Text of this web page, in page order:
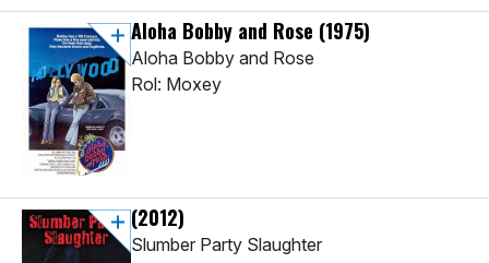
Aloha Bobby and Rose (1975)
Aloha Bobby and Rose
Rol: Moxey
(2012)
Slumber Party Slaughter